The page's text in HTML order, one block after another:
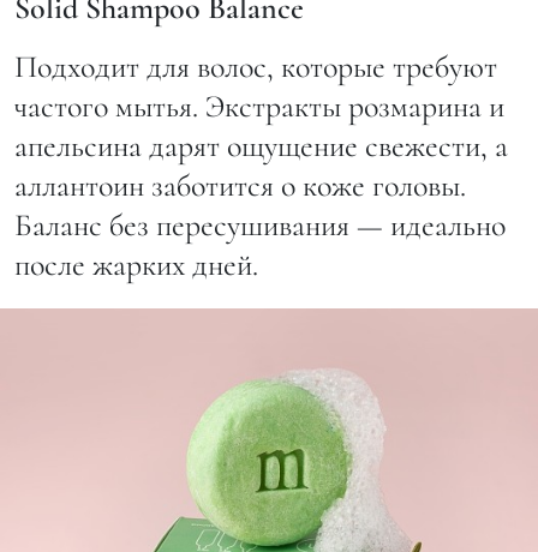
Solid Shampoo Balance
Подходит для волос, которые требуют
частого мытья. Экстракты розмарина и
апельсина дарят ощущение свежести, а
аллантоин заботится о коже головы.
Баланс без пересушивания — идеально
после жарких дней.